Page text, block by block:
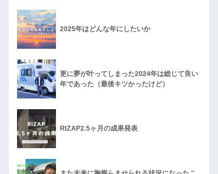
2025年はどんな年にしたいか
更に夢が叶ってしまった2024年は総じて良い
年であった（最後キツかったけど）
RIZAP2.5ヶ月の成果発表